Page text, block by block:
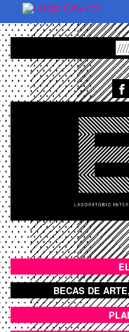
Pasar al contenido
BOTÓN
BOTON
BECAS DE
ANEXOS